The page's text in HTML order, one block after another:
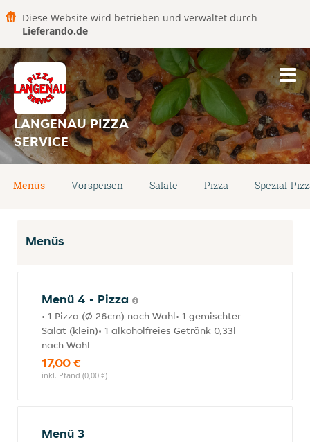
Diese Website wird betrieben und verwaltet durch
Lieferando.de
LANGENAU PIZZA
SERVICE
Menüs Vorspeisen Salate Pizza Spezial-
Menüs
Menü 4 - Pizza
• 1 Pizza (Ø 26cm) nach Wahl• 1 gemischter
Salat (klein)• 1 alkoholfreies Getränk 0,33l
nach Wahl
17,00 €
inkl. Pfand (0,00 €)
Menü 3